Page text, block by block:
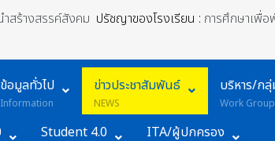
สร้างสรรค์สังคม ปรัชญาของโรงเรียน : การศึกษาเพื่
ข้อมูลทั่วไป
Information
ข่าวประชาสัมพันธ์
NEWS
บริหาร/ก
Work Group
Student 4.0 ITA/ผู้ปกครอง